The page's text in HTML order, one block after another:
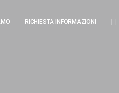
RICHIESTA INFORMAZIONI